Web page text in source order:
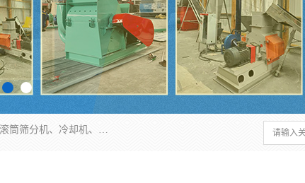
济南恒瑞达机械有限公司主营：颗粒机、环模颗粒机、平模颗粒机、粉碎机、滚筒筛分机、冷却机、颗粒燃烧机、生物质颗粒机、木屑颗粒机、秸秆颗粒机、饲料颗粒机、燃料颗粒机、木材粉碎机、秸秆粉碎机、饲料粉碎机、颗粒冷却机、锯末滚筒筛、锤片粉碎机、滚筒筛、搅拌机等产品。